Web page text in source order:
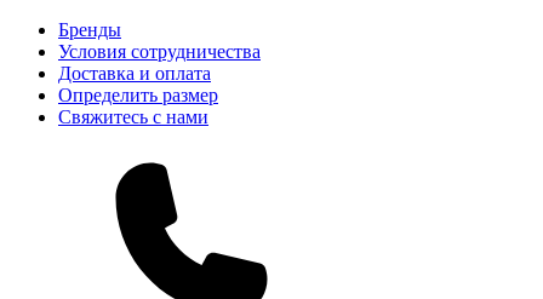
Бренды
Условия сотрудничества
Доставка и оплата
Определить размер
Свяжитесь с нами